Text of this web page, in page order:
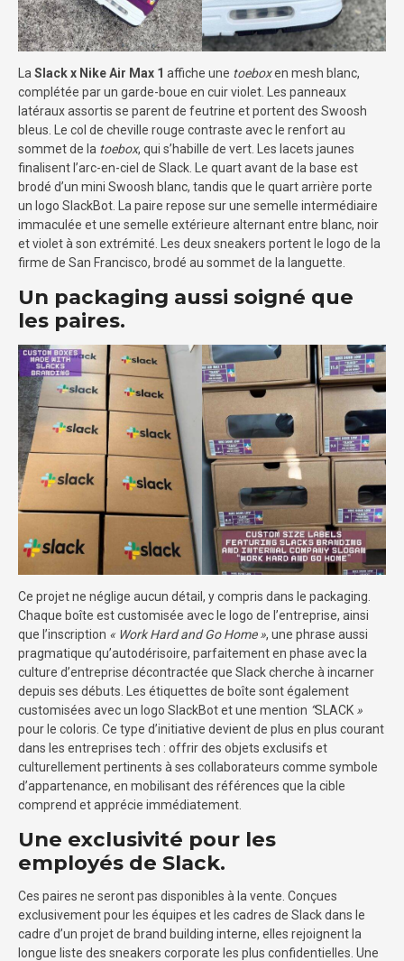
La Slack x Nike Air Max 1 affiche une toeboxen mesh blanc,
complétée par un garde-boue en cuir violet. Les panneaux
latéraux assortis se parent de feutrine et portent des Swoosh
bleus. Le col de cheville rouge contraste avec le renfort au
sommet de la toebox, qui s’habille de vert. Les lacets jaunes
finalisent l’arc-en-ciel de Slack. Le quart avant de la base est
brodé d’un mini Swoosh blanc, tandis que le quart arrière porte
un logo SlackBot. La paire repose sur une semelle intermédiaire
immaculée et une semelle extérieure alternant entre blanc, noir
et violet à son extrémité. Les deux sneakers portent le logo de la
firme de San Francisco, brodé au sommet de la languette.
Un packaging aussi soigné que
les paires.
Ce projet ne néglige aucun détail, y compris dans le packaging.
Chaque boîte est customisée avec le logo de l’entreprise, ainsi
que l’inscription « Work Hard and Go Home », une phrase aussi
pragmatique qu’autodérisoire, parfaitement en phase avec la
culture d’entreprise décontractée que Slack cherche à incarner
depuis ses débuts. Les étiquettes de boîte sont également
customisées avec un logo SlackBot et une mention “SLACK »
pour le coloris. Ce type d’initiative devient de plus en plus courant
dans les entreprises tech : offrir des objets exclusifs et
culturellement pertinents à ses collaborateurs comme symbole
d’appartenance, en mobilisant des références que la cible
comprend et apprécie immédiatement.
Une exclusivité pour les
employés de Slack.
Ces paires ne seront pas disponibles à la vente. Conçues
exclusivement pour les équipes et les cadres de Slack dans le
cadre d’un projet de brand building interne, elles rejoignent la
longue liste des sneakers corporate les plus confidentielles. Une